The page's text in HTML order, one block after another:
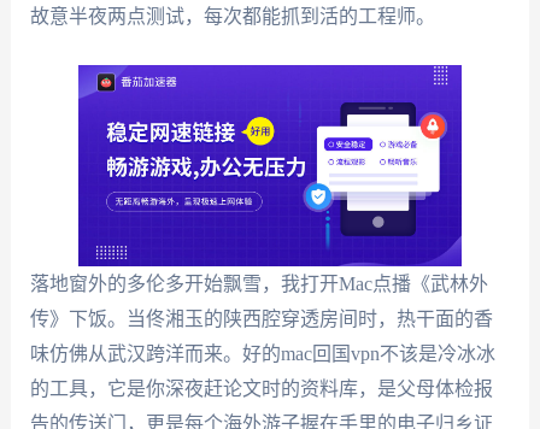
故意半夜两点测试，每次都能抓到活的工程师。
落地窗外的多伦多开始飘雪，我打开Mac点播《武林外
传》下饭。当佟湘玉的陕西腔穿透房间时，热干面的香
味仿佛从武汉跨洋而来。好的mac回国vpn不该是冷冰冰
的工具，它是你深夜赶论文时的资料库，是父母体检报
告的传送门，更是每个海外游子握在手里的电子归乡证